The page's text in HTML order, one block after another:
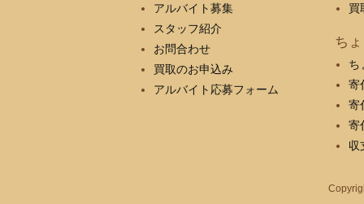
アルバイト募集
スタッフ紹介
お問合わせ
買取のお申込み
アルバイト応募フォーム
買
ち
ち
寄
寄
寄
収